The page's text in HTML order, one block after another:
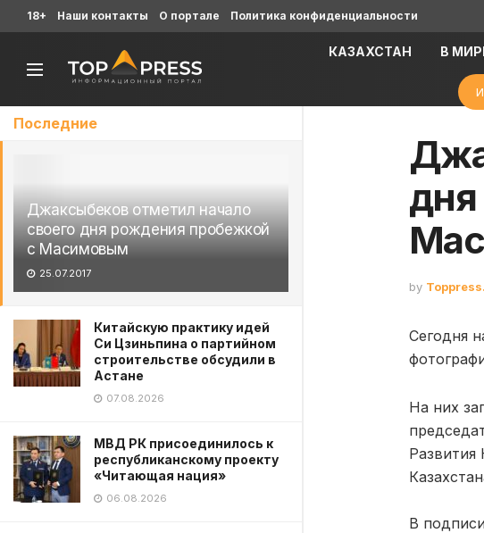
Последние
Джаксыбеков отметил начало
своего дня рождения пробежкой
с Масимовым
25.07.2017
Китайскую практику идей
Си Цзиньпина о партийном
строительстве обсудили в
Астане
07.08.2026
МВД РК присоединилось к
республиканскому проекту
«Читающая нация»
06.08.2026
18+ Наши контакты О портале Политика конфиденциальности
КАЗАХСТАН В
by
Сегодня
На них
В